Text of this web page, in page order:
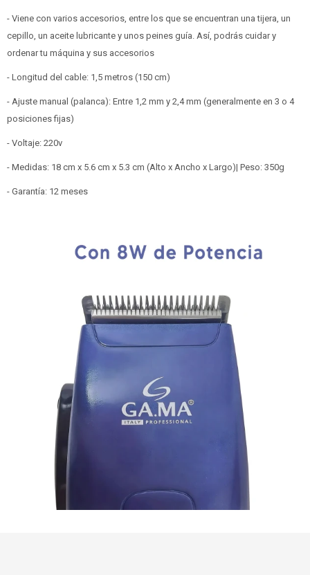
- Viene con varios accesorios, entre los que se encuentran una tijera, un
cepillo, un aceite lubricante y unos peines guía. Así, podrás cuidar y
ordenar tu máquina y sus accesorios
- Longitud del cable: 1,5 metros (150 cm)
- Ajuste manual (palanca): Entre 1,2 mm y 2,4 mm (generalmente en 3 o 4
posiciones fijas)
- Voltaje: 220v
- Medidas: 18 cm x 5.6 cm x 5.3 cm (Alto x Ancho x Largo)| Peso: 350g
- Garantía: 12 meses